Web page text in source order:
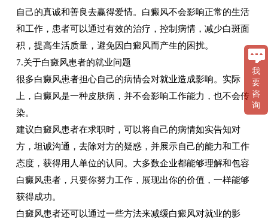
自己的真诚和善良去赢得爱情。白癜风不会影响正常的生活
和工作，患者可以通过有效的治疗，控制病情，减少白斑面
积，提高生活质量，避免因白癜风而产生的困扰。
7.关于白癜风患者的就业问题
很多白癜风患者担心自己的病情会对就业造成影响。实际
上，白癜风是一种皮肤病，并不会影响工作能力，也不会传
染。
建议白癜风患者在求职时，可以将自己的病情如实告知对
方，坦诚沟通，去除对方的疑惑，并展示自己的能力和工作
态度，获得用人单位的认同。大多数企业都能够理解和包容
白癜风患者，只要你努力工作，展现出你的价值，一样能够
获得成功。
白癜风患者还可以通过一些方法来减缓白癜风对就业的影
我
要
咨
询